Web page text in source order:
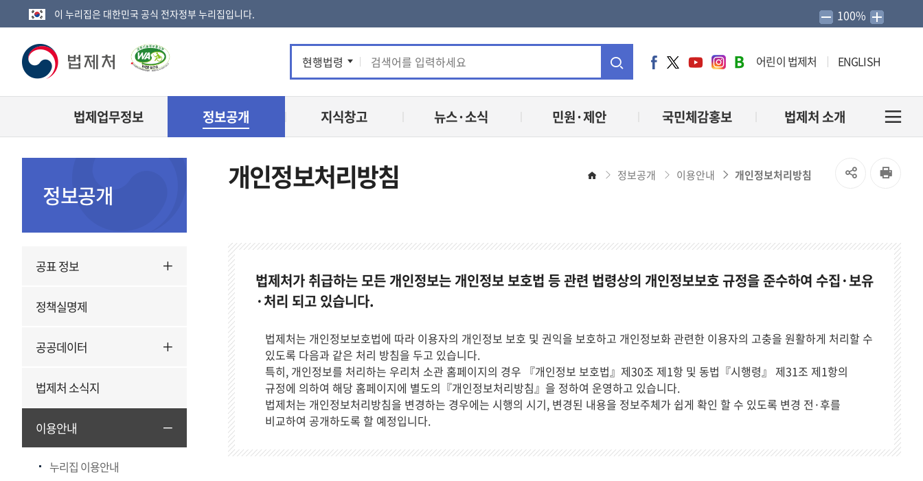
이 누리집은 대한민국 공식 전자정부 누리집입니다. 100%
법
제
로
통
합
검
현행법령
통
색
페
스
북
트
터
유
브
타
그
버
어린이 법제처 ENGLISH
법제업무정보 정보공개 지식창고 뉴스·소식 민원·제안 국민체감홍보 법제처 소개
정보공개
공표 정보
정책실명제
공공데이터
법제처 소식지
이용안내
누리집 이용안내
개인정보처리방침 홈 정보공개 이용안내 개인정보처리방침
SNS
기
인
법제처가 취급하는 모든 개인정보는 개인정보 보호법 등 관련 법령상의 개인정보보호 규정을 준수하여 수집·보유
·처리 되고 있습니다.
법제처는 개인정보보호법에 따라 이용자의 개인정보 보호 및 권익을 보호하고 개인정보화 관련한 이용자의 고충을 원활하게 처리할 수
있도록 다음과 같은 처리 방침을 두고 있습니다.
특히, 개인정보를 처리하는 우리처 소관 홈페이지의 경우 『개인정보 보호법』제30조 제1항 및 동법『시행령』 제31조 제1항의
규정에 의하여 해당 홈페이지에 별도의『개인정보처리방침』을 정하여 운영하고 있습니다.
법제처는 개인정보처리방침을 변경하는 경우에는 시행의 시기, 변경된 내용을 정보주체가 쉽게 확인 할 수 있도록 변경 전·후를
비교하여 공개하도록 할 예정입니다.